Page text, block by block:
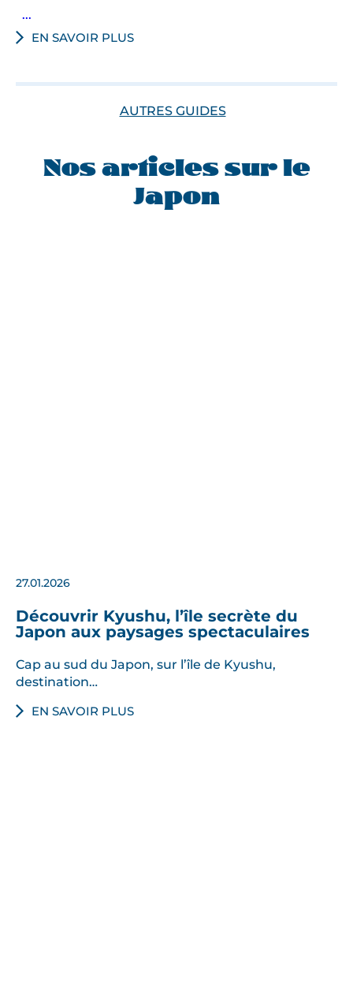
...
EN SAVOIR PLUS
AUTRES GUIDES
Nos articles sur le
Japon
27.01.2026
Découvrir Kyushu, l’île secrète du
Japon aux paysages spectaculaires
Cap au sud du Japon, sur l’île de Kyushu,
destination…
EN SAVOIR PLUS